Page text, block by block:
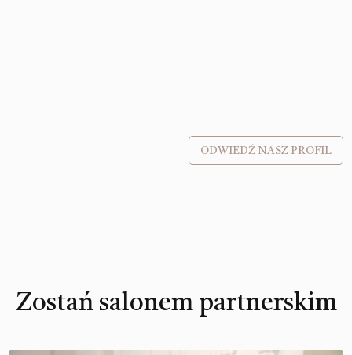
ODWIEDŹ NASZ PROFIL
Zostań salonem partnerskim